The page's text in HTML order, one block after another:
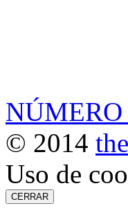
NÚMERO
© 2014
Uso de
CERRAR